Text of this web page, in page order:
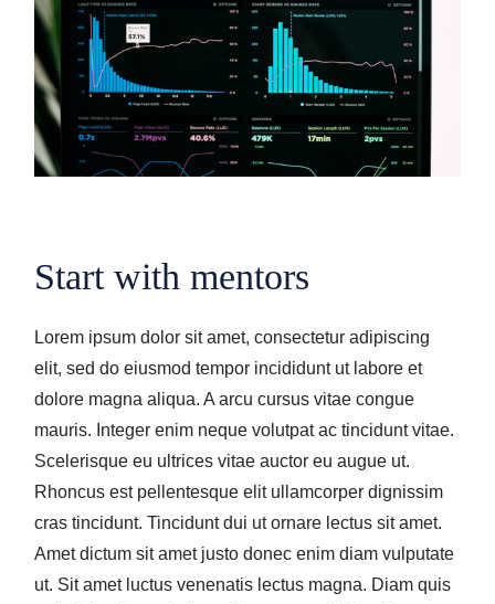
Start with mentors
Lorem ipsum dolor sit amet, consectetur adipiscing
elit, sed do eiusmod tempor incididunt ut labore et
dolore magna aliqua. A arcu cursus vitae congue
mauris. Integer enim neque volutpat ac tincidunt vitae.
Scelerisque eu ultrices vitae auctor eu augue ut.
Rhoncus est pellentesque elit ullamcorper dignissim
cras tincidunt. Tincidunt dui ut ornare lectus sit amet.
Amet dictum sit amet justo donec enim diam vulputate
ut. Sit amet luctus venenatis lectus magna. Diam quis